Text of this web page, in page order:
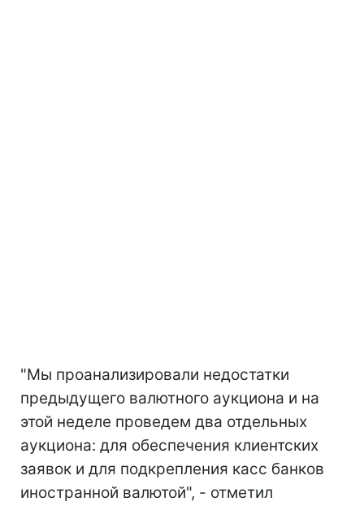
"Мы проанализировали недостатки
предыдущего валютного аукциона и на
этой неделе проведем два отдельных
аукциона: для обеспечения клиентских
заявок и для подкрепления касс банков
иностранной валютой", - отметил